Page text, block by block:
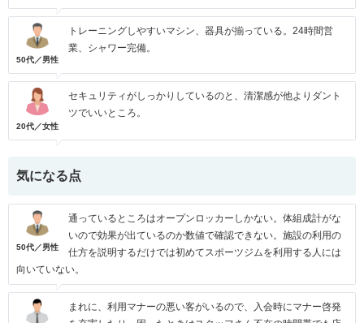
50代／男性
トレーニングしやすいマシン、器具が揃っている。24時間営
業、シャワー完備。
20代／女性
セキュリティがしっかりしているのと、清潔感が他よりダント
ツでいいところ。
気になる点
50代／男性
通っているところはオープンロッカーしかない。体組成計がな
いので効果が出ているのか数値で確認できない。施設の利用の
仕方を説明するだけでは初めてスポーツジムを利用する人には
向いていない。
まれに、利用マナーの悪い客がいるので、入会時にマナー啓発